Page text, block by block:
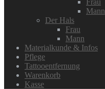
Frau
Mann
Der Hals
Frau
Mann
Materialkunde & Infos
Pflege
Tattooentfernung
Warenkorb
Kasse